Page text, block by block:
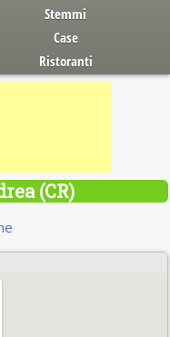
Stemmi
Case
Ristoranti
(CR)